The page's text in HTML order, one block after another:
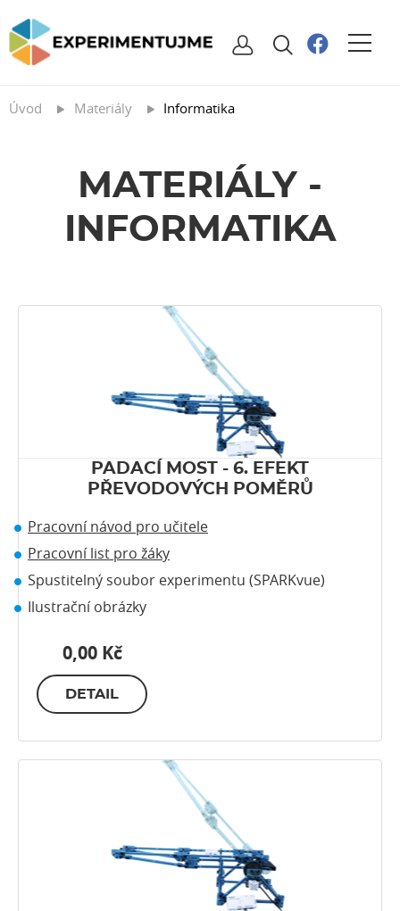
Úvod Materiály Informatika
MATERIÁLY -
INFORMATIKA
PADACÍ MOST - 6. EFEKT
PŘEVODOVÝCH POMĚRŮ
Pracovní návod pro učitele
Pracovní list pro žáky
Spustitelný soubor experimentu (SPARKvue)
Ilustrační obrázky
0,00 Kč
DETAIL